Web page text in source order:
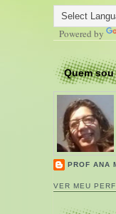
Powered by
Quem sou
PROF ANA
VER MEU